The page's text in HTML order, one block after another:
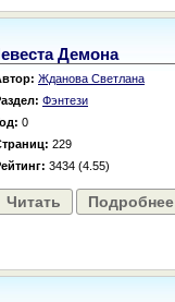
Демона
Жданова Светлана
Фэнтези
0
229
3434 (4.55)
Читать Подробнее